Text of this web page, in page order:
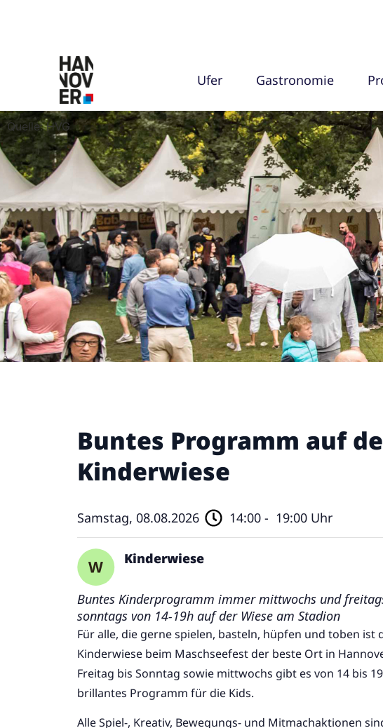
Ufer Gastronomie
Quelle: HVG
Buntes Programm auf
Kinderwiese
Samstag, 08.08.2026 14:00 - 19:00 Uhr
Kinderwiese
Buntes Kinderprogramm immer mittwochs und
sonntags von 14-19h auf der Wiese am Stadion
Für alle, die gerne spielen, basteln, hüpfen und toben ist
Kinderwiese beim Maschseefest der beste Ort in
Freitag bis Sonntag sowie mittwochs gibt es von 14 bis
brillantes Programm für die Kids.
Alle Spiel-, Kreativ, Bewegungs- und Mitmachaktionen